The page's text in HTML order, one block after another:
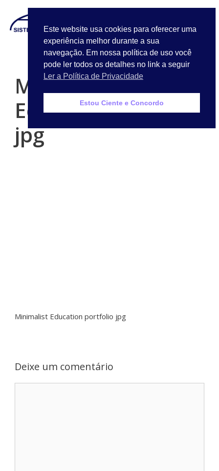
Minimalist
Education portfolio
jpg
Minimalist Education portfolio jpg
Deixe um comentário
Este website usa cookies para oferecer uma
experiência melhor durante a sua
navegação. Em nossa política de uso você
pode ler todos os detalhes no link a seguir
Ler a Política de Privacidade
Estou Ciente e Concordo